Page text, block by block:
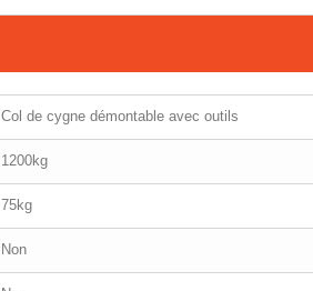
Col de cygne démontable avec outils
1200kg
75kg
Non